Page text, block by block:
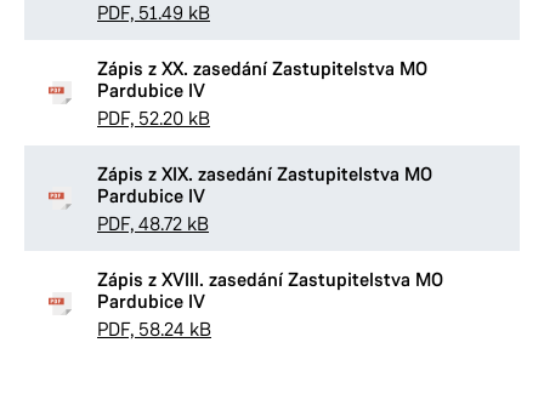
PDF, 51.49 kB
Zápis z XX. zasedání Zastupitelstva MO
Pardubice IV
PDF, 52.20 kB
Zápis z XIX. zasedání Zastupitelstva MO
Pardubice IV
PDF, 48.72 kB
Zápis z XVIII. zasedání Zastupitelstva MO
Pardubice IV
PDF, 58.24 kB